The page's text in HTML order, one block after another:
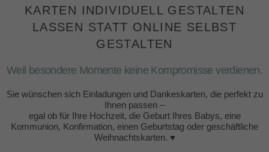
KARTEN INDIVIDUELL GESTALTEN
LASSEN STATT ONLINE SELBST
GESTALTEN
Weil besondere Momente keine Kompromisse verdienen.
Sie wünschen sich Einladungen und Dankeskarten, die perfekt zu
Ihnen passen –
egal ob für Ihre Hochzeit, die Geburt Ihres Babys, eine
Kommunion, Konfirmation, einen Geburtstag oder geschäftliche
Weihnachtskarten. ♥